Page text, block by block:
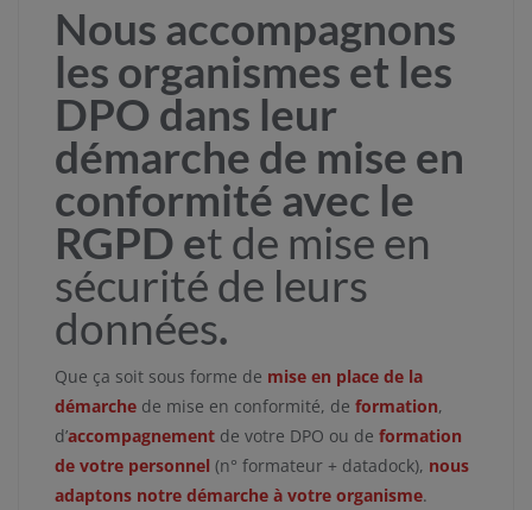
Nous accompagnons
les organismes et les
DPO dans leur
démarche de mise en
conformité avec le
RGPD et de mise en
sécurité de leurs
données.
Que ça soit sous forme de mise en place de la
démarche de mise en conformité, de formation,
d’accompagnement de votre DPO ou de formation
de votre personnel (n° formateur + datadock), nous
adaptons notre démarche à votre organisme.